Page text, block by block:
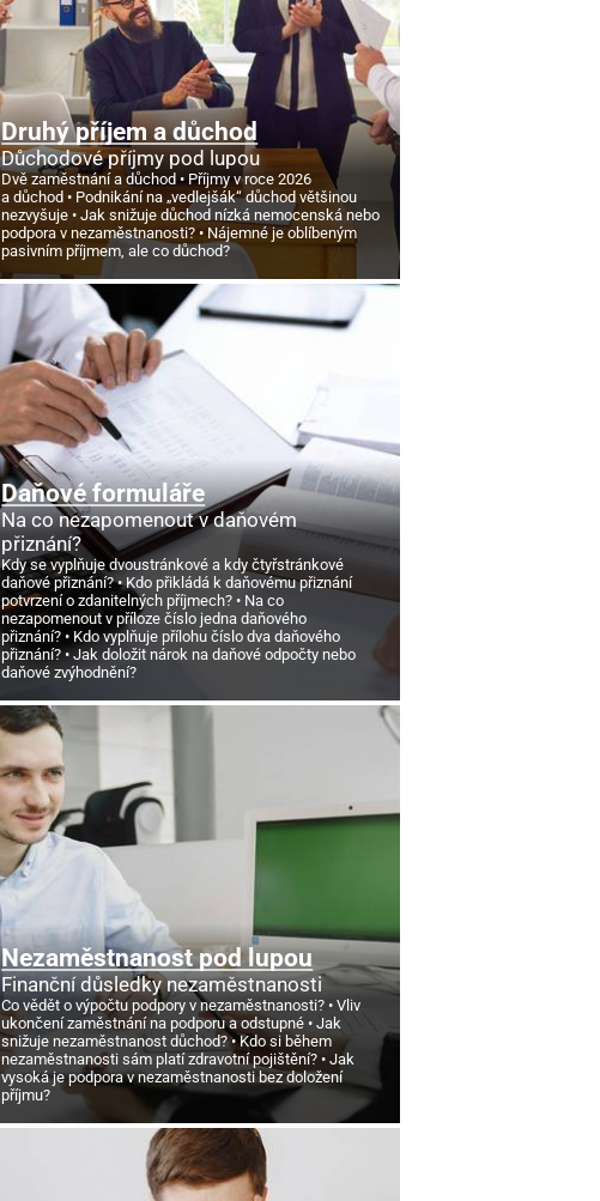
Druhý příjem a důchod
Důchodové příjmy pod lupou
Dvě zaměstnání a důchod
Příjmy v roce 2026
a důchod
Podnikání na „vedlejšák“ důchod většinou
nezvyšuje
Jak snižuje důchod nízká nemocenská nebo
podpora v nezaměstnanosti?
Nájemné je oblíbeným
pasivním příjmem, ale co důchod?
Daňové formuláře
Na co nezapomenout v daňovém
přiznání?
Kdy se vyplňuje dvoustránkové a kdy čtyřstránkové
daňové přiznání?
Kdo přikládá k daňovému přiznání
potvrzení o zdanitelných příjmech?
Na co
nezapomenout v příloze číslo jedna daňového
přiznání?
Kdo vyplňuje přílohu číslo dva daňového
přiznání?
Jak doložit nárok na daňové odpočty nebo
daňové zvýhodnění?
Nezaměstnanost pod lupou
Finanční důsledky nezaměstnanosti
Co vědět o výpočtu podpory v nezaměstnanosti?
Vliv
ukončení zaměstnání na podporu a odstupné
Jak
snižuje nezaměstnanost důchod?
Kdo si během
nezaměstnanosti sám platí zdravotní pojištění?
Jak
vysoká je podpora v nezaměstnanosti bez doložení
příjmu?